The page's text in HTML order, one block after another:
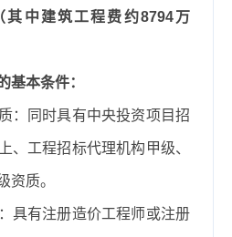
其中建筑工程费约8794万
基本条件：
同时具有中央投资项目招
、工程招标代理机构甲级、
资质。
有注册造价工程师或注册